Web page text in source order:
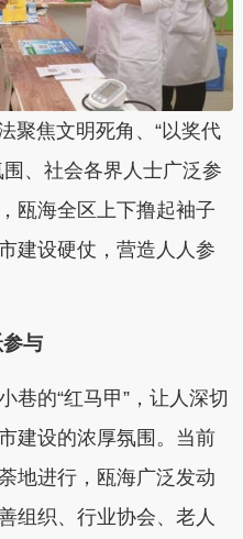
焦文明死角、“以奖代
、社会各界人士广泛参
瓯海全区上下撸起袖子
建设硬仗，营造人人参
与
的“红马甲”，让人深切
建设的浓厚氛围。当前
地进行，瓯海广泛发动
组织、行业协会、老人